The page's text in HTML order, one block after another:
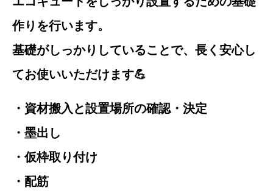
作りを行います。
基礎がしっかりしていることで、長く安心し
てお使いいただけます💪
・資材搬入と設置場所の確認・決定
・墨出し
・仮枠取り付け
・配筋